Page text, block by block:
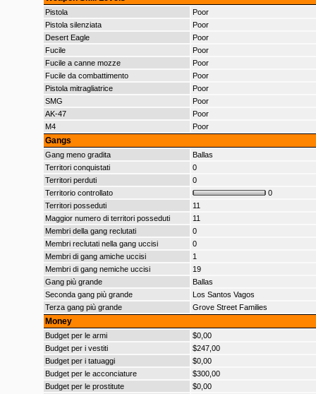
Pistola
Poor
Pistola silenziata
Poor
Desert Eagle
Poor
Fucile
Poor
Fucile a canne mozze
Poor
Fucile da combattimento
Poor
Pistola mitragliatrice
Poor
SMG
Poor
AK-47
Poor
M4
Poor
Gangs
Gang meno gradita
Ballas
Territori conquistati
0
Territori perduti
0
Territorio controllato
0
Territori posseduti
11
Maggior numero di territori posseduti
11
Membri della gang reclutati
0
Membri reclutati nella gang uccisi
0
Membri di gang amiche uccisi
1
Membri di gang nemiche uccisi
19
Gang più grande
Ballas
Seconda gang più grande
Los Santos Vagos
Terza gang più grande
Grove Street Families
Money
Budget per le armi
$0,00
Budget per i vestiti
$247,00
Budget per i tatuaggi
$0,00
Budget per le acconciature
$300,00
Budget per le prostitute
$0,00